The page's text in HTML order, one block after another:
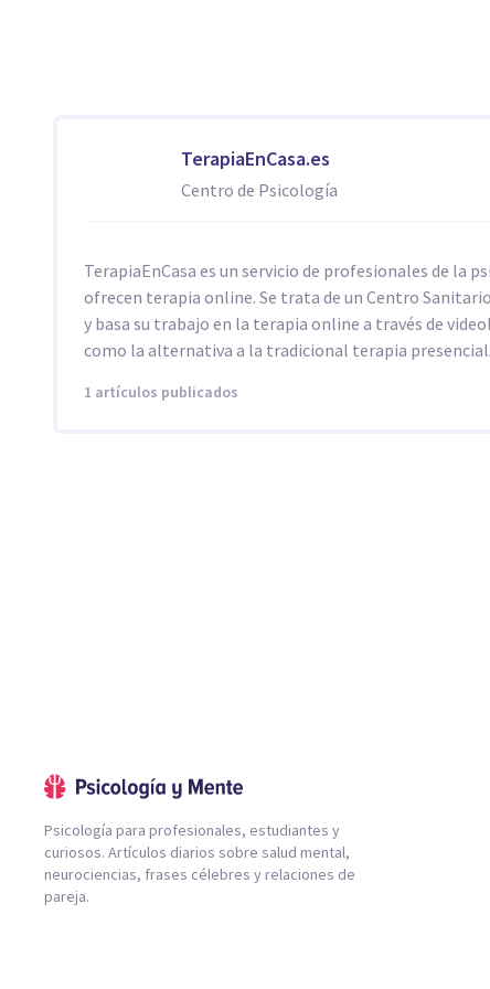
TerapiaEnCasa.es
Centro de Psicología
TerapiaEnCasa es un servicio de profesionales de la
ofrecen terapia online. Se trata de un Centro
y basa su trabajo en la terapia online a través de
como la alternativa a la tradicional terapia presencial.
1 artículos publicados
Psicología para profesionales, estudiantes y
curiosos. Artículos diarios sobre salud mental,
neurociencias, frases célebres y relaciones de
pareja.